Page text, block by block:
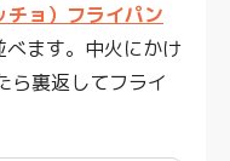
ョ）フライパン
べます。中火にかけ
ら裏返してフライ